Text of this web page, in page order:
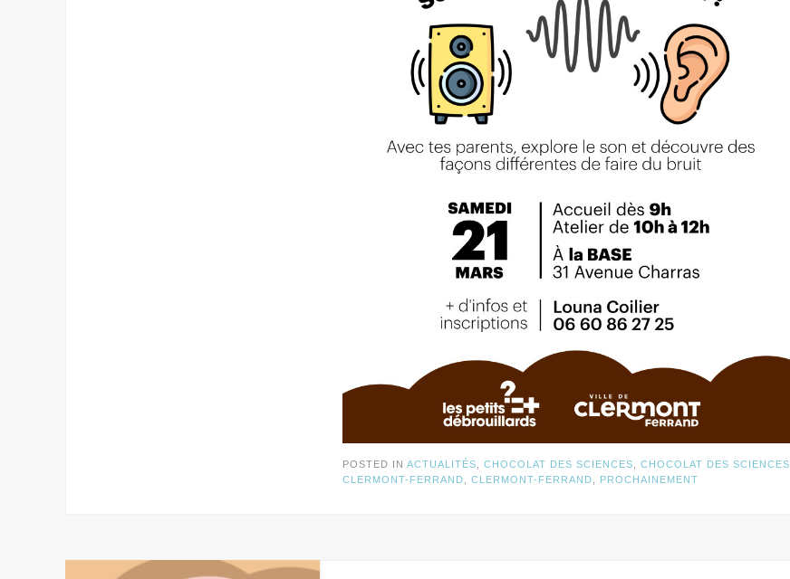
POSTED INACTUALITÉS,CHOCOLAT DES SCIENCES,CHOCOLAT DES SCIENCES
CLERMONT-FERRAND,CLERMONT-FERRAND, PROCHAINEMENT